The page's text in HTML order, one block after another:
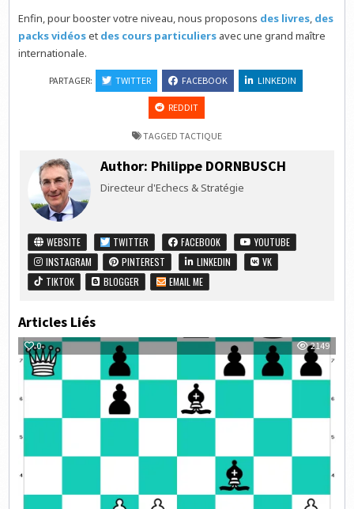
Enfin, pour booster votre niveau, nous proposons des livres, des
packs vidéoset des cours particuliers avec une grand maître
internationale.
PARTAGER: TWITTER FACEBOOK LINKEDIN
REDDIT
TAGGED TACTIQUE
Author: Philippe DORNBUSCH
Directeur d'Echecs & Stratégie
WEBSITE TWITTER FACEBOOK
YOUTUBE
INSTAGRAM
PINTEREST LINKEDIN
VK
TIKTOK
BLOGGER EMAIL ME
Articles Liés
0 2149